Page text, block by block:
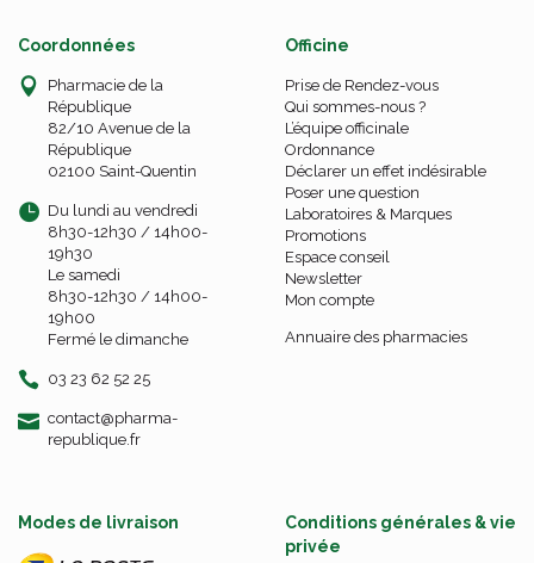
Coordonnées
Pharmacie de la
République
82/10 Avenue de la
République
02100 Saint-Quentin
Du lundi au vendredi
8h30-12h30 / 14h00-
19h30
Le samedi
8h30-12h30 / 14h00-
19h00
Fermé le dimanche
03 23 62 52 25
contact-
@-
pharma-
republique.fr
Officine
Prise de Rendez-vous
Qui sommes-nous ?
L’équipe officinale
Ordonnance
Déclarer un effet indésirable
Poser une question
Laboratoires & Marques
Promotions
Espace conseil
Newsletter
Mon compte
Annuaire des pharmacies
Modes de livraison
Conditions générales & vie
privée